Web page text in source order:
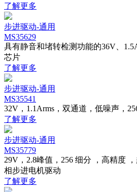
了解更多
步进驱动-通用
MS35629
具有静音和堵转检测功能的36V、
芯片
了解更多
步进驱动-通用
MS35541
32V，1.1Arms，双通道，低噪声，
了解更多
步进驱动-通用
MS35779
29V，2.8峰值，256 细分 ，高精度
相步进电机驱动
了解更多